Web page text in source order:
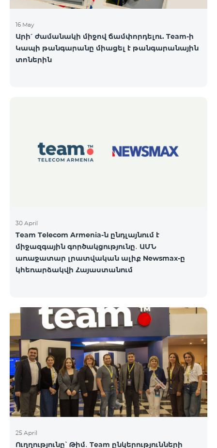
16 May
Արի՛ ժամանակի միջով ճամփորդելու. Team-ի
Կապի թանգարանը միացել է թանգարանային
տոներին
30 April
Team Telecom Armenia-ն ընդլայնում է
միջազգային գործակցությունը․ ԱՄՆ
առաջատար լրատվական ալիք Newsmax-ը
կհեռարձակվի Հայաստանում
25 April
Ուղղությունը՝ Թիմ․ Team ընկերությունների